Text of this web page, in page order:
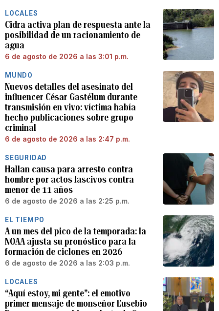
LOCALES
Cidra activa plan de respuesta ante la
posibilidad de un racionamiento de
agua
6 de agosto de 2026 a las 3:01 p.m.
MUNDO
Nuevos detalles del asesinato del
influencer César Gastélum durante
transmisión en vivo: víctima había
hecho publicaciones sobre grupo
criminal
6 de agosto de 2026 a las 2:47 p.m.
SEGURIDAD
Hallan causa para arresto contra
hombre por actos lascivos contra
menor de 11 años
6 de agosto de 2026 a las 2:25 p.m.
EL TIEMPO
A un mes del pico de la temporada: la
NOAA ajusta su pronóstico para la
formación de ciclones en 2026
6 de agosto de 2026 a las 2:03 p.m.
LOCALES
“Aquí estoy, mi gente”: el emotivo
primer mensaje de monseñor Eusebio